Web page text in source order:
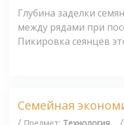
Глубина заделки
между рядами при
Пикировка сеянцев
Семейная